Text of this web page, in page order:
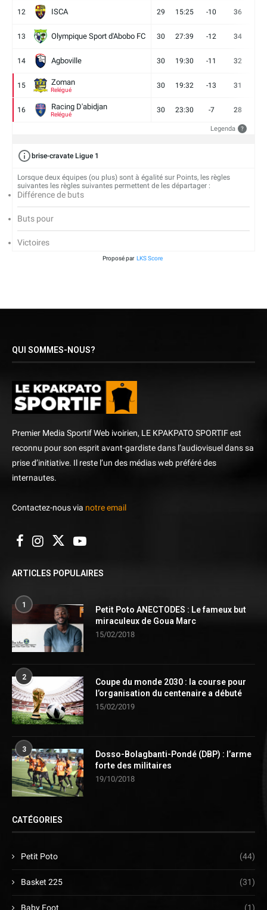
12 ISCA 29 15:25 -10 36
13 Olympique Sport d'Abobo FC 30 27:39 -12 34
14 Agboville 30 19:30 -11 32
15 Zoman
Relégué
30 19:32 -13 31
16 Racing D'abidjan
Relégué
30 23:30 -7 28
Legenda ?
brise-cravate Ligue 1
Lorsque deux équipes (ou plus) sont à égalité sur Points, les règles
suivantes les règles suivantes permettent de les départager :
Différence de buts
Buts pour
Victoires
Proposé par LKS Score
QUI SOMMES-NOUS?
Premier Media Sportif Web ivoirien, LE KPAKPATO SPORTIF est
reconnu pour son esprit avant-gardiste dans l’audiovisuel dans sa
prise d’initiative. Il reste l’un des médias web préféré des
internautes.
Contactez-nous via notre email
ARTICLES POPULAIRES
1
Petit Poto ANECTODES : Le fameux but
miraculeux de Goua Marc
15/02/2018
2
Coupe du monde 2030 : la course pour
l’organisation du centenaire a débuté
15/02/2019
3
Dosso-Bolagbanti-Pondé (DBP) : l’arme
forte des militaires
19/10/2018
CATÉGORIES
Petit Poto (44)
Basket 225 (31)
Baby Foot (1)